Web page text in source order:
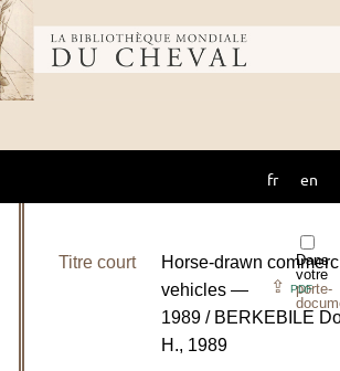
du
fr en
Dans
votre
porte-
⇪ PDF
Titre court
Horse-drawn
vehicles —
1989 / BERKEBILE
H., 1989